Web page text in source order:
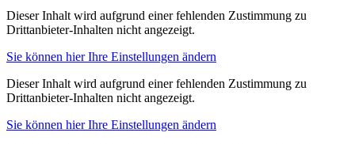
Dieser Inhalt wird aufgrund einer fehlenden Zustimmung zu
Drittanbieter-Inhalten nicht angezeigt.
Sie können hier Ihre Einstellungen ändern
Dieser Inhalt wird aufgrund einer fehlenden Zustimmung zu
Drittanbieter-Inhalten nicht angezeigt.
Sie können hier Ihre Einstellungen ändern